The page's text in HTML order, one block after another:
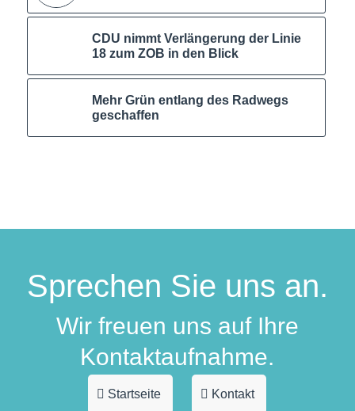
CDU nimmt Verlängerung der Linie
18 zum ZOB in den Blick
Mehr Grün entlang des Radwegs
geschaffen
Sprechen Sie uns an.
Wir freuen uns auf Ihre
Kontaktaufnahme.
Startseite Kontakt